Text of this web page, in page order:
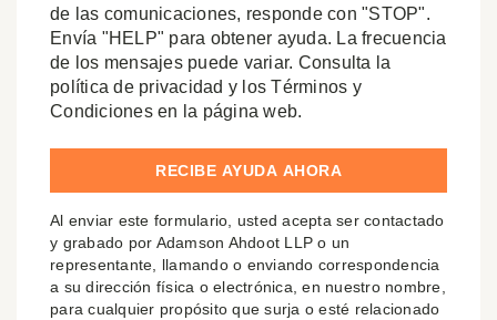
de las comunicaciones, responde con "STOP".
Envía "HELP" para obtener ayuda. La frecuencia
de los mensajes puede variar. Consulta la
política de privacidad y los Términos y
Condiciones en la página web.
Al enviar este formulario, usted acepta ser contactado
y grabado por Adamson Ahdoot LLP o un
representante, llamando o enviando correspondencia
a su dirección física o electrónica, en nuestro nombre,
para cualquier propósito que surja o esté relacionado